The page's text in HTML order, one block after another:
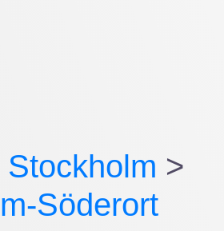
Stockholm >
Söderort